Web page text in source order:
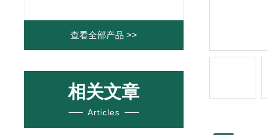
查看全部产品 >>
相关文章
Articles